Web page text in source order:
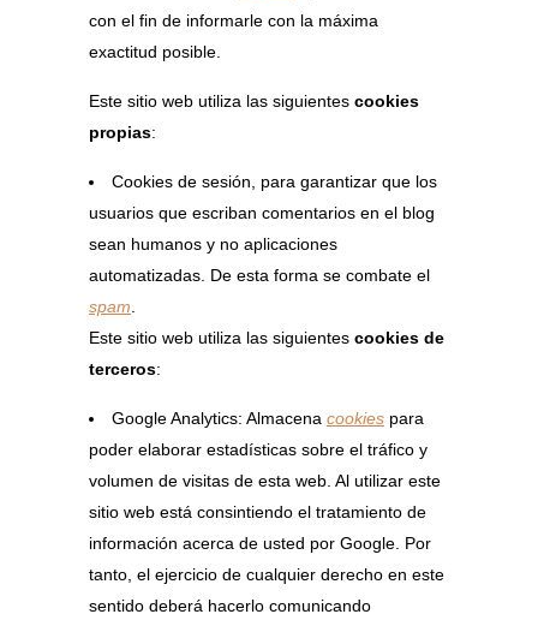
con el fin de informarle con la máxima
exactitud posible.
Este sitio web utiliza las siguientes cookies
propias:
Cookies de sesión, para garantizar que los
usuarios que escriban comentarios en el blog
sean humanos y no aplicaciones
automatizadas. De esta forma se combate el
spam
Este sitio web utiliza las siguientes cookies de
terceros:
Google Analytics: Almacena cookies para
poder elaborar estadísticas sobre el tráfico y
volumen de visitas de esta web. Al utilizar este
sitio web está consintiendo el tratamiento de
información acerca de usted por Google. Por
tanto, el ejercicio de cualquier derecho en este
sentido deberá hacerlo comunicando